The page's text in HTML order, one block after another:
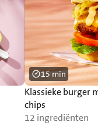
Klassieke burger
chips
12 ingrediënten
15 min